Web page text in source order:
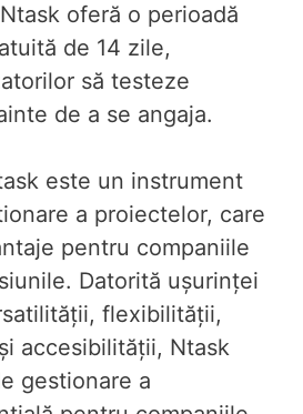
oferă o perioadă
de 14 zile,
să testeze
de a se angaja.
este un instrument
a proiectelor, care
pentru companiile
Datorită ușurinței
flexibilității,
accesibilității, Ntask
gestionare a